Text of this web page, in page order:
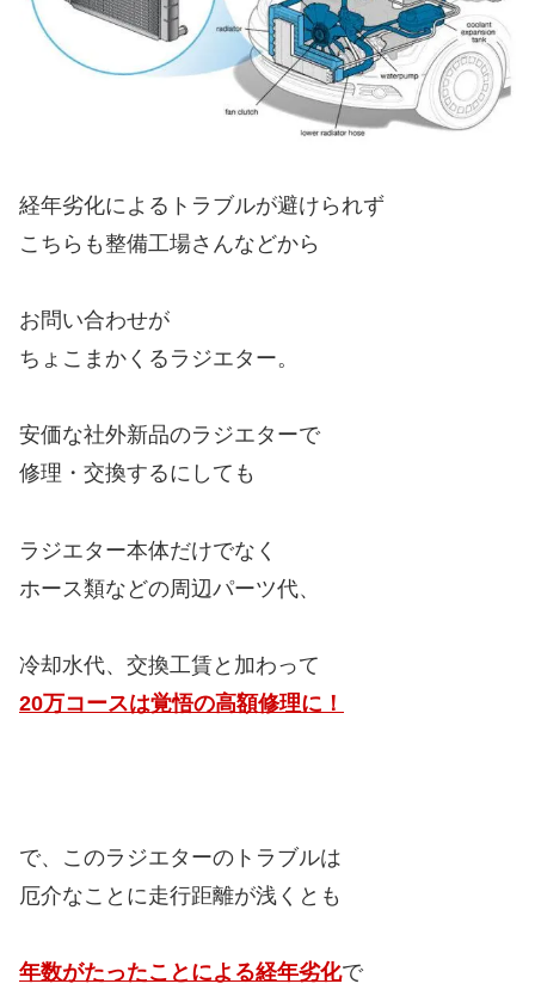
経年劣化によるトラブルが避けられず
こちらも整備工場さんなどから
お問い合わせが
ちょこまかくるラジエター。
安価な社外新品のラジエターで
修理・交換するにしても
ラジエター本体だけでなく
ホース類などの周辺パーツ代、
冷却水代、交換工賃と加わって
20万コースは覚悟の高額修理に！
で、このラジエターのトラブルは
厄介なことに走行距離が浅くとも
年数がたったことによる経年劣化で